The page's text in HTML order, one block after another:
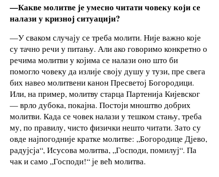
—Какве молитве је умесно читати човеку који се
налази у кризној ситуацији?
—У сваком случају се треба молити. Није важно које
су тачно речи у питању. Али ако говоримо конкретно о
речима молитви у којима се налази оно што би
помогло човеку да излије своју душу у тузи, пре свега
бих навео молитвени канон Пресветој Богородици.
Или, на пример, молитву старца Партенија Кијевског
— врло дубока, покајна. Постоји мноштво добрих
молитви. Када се човек налази у тешком стању, треба
му, по правилу, чисто физички нешто читати. Зато су
овде најпогодније кратке молитве: „Богородице Дјево,
радујсја“, Исусова молитва, „Господи, помилуј“. Па
чак и само „Господи!“ је већ молитва.